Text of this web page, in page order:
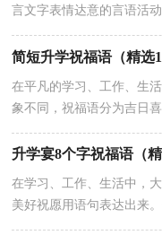
言文字表情达意的言语活
下面是小编精心整理的恭
简短升学祝福语（精选
在平凡的学习、工作、生
象不同，祝福语分为吉日
升学宴8个字祝福语（精
在学习、工作、生活中，
美好祝愿用语句表达出来
编整理的升学宴8个字祝福